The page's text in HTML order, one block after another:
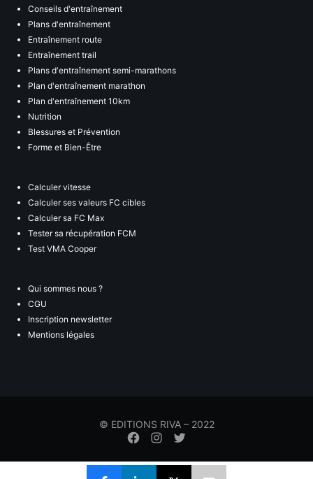
Conseils d'entraînement
Plans d'entraînement
Entraînement route
Entraînement trail
Plans d'entraînement semi-marathons
Plan d'entraînement marathon
Plan d'entraînement 10km
Nutrition
Blessures et Prévention
Forme et Bien-Être
Calculer vitesse
Calculer ses valeurs FC cibles
Calculer sa FC Max
Tester sa récupération FCM
Test VMA Cooper
Qui sommes nous ?
CGU
Inscription newsletter
Mentions légales
© EDITIONS RIVA – 2022
Élément
menude
de